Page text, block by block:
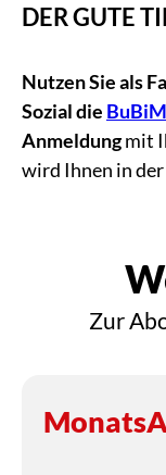
DER GUTE
Nutzen Sie als
Sozial die
Anmeldungmit
wird Ihnen in
Zur